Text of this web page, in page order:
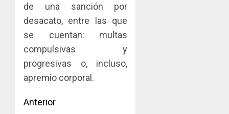
de una sanción por
desacato, entre las que
se cuentan: multas
compulsivas y
progresivas o, incluso,
apremio corporal.
Navegación
Anterior